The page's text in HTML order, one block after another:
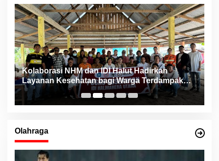
Kolaborasi NHM dan IDI Halut Hadirkan
Layanan Kesehatan bagi Warga Terdampak
Bencana Kao Barat
Olahraga